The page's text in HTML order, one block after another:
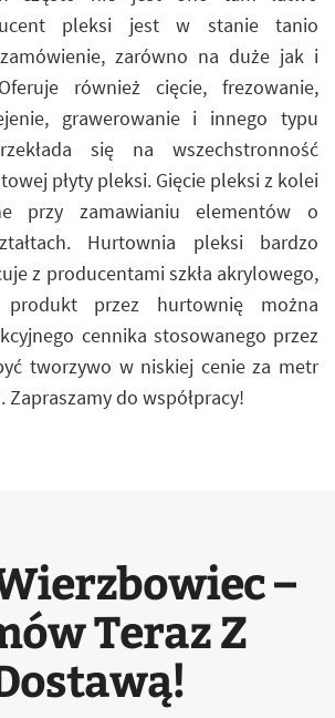
pleksi jest w stanie tanio
zarówno na duże jak i
również cięcie, frezowanie,
grawerowanie i innego typu
się na wszechstronność
płyty pleksi. Gięcie pleksi z kolei
przy zamawianiu elementów o
Hurtownia pleksi bardzo
z producentami szkła akrylowego,
przez hurtownię można
cennika stosowanego przez
tworzywo w niskiej cenie za metr
Zapraszamy do współpracy!
–
Teraz Z